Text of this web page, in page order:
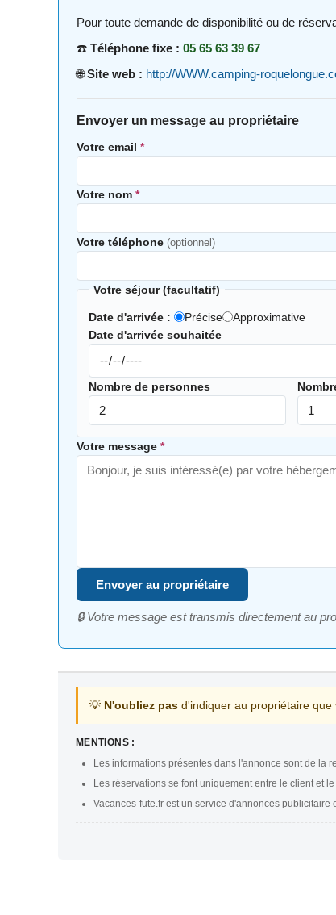
Pour toute demande de disponibilité ou de
☎️ Téléphone fixe : 05 65 63 39 67
🌐Site web : http://WWW.camping-
Envoyer un message au propriétaire
Votre email *
Votre nom *
Votre téléphone (optionnel)
Votre séjour (facultatif)
Date d'arrivée : Précise
Approximative
Date d'arrivée souhaitée
Nombre de personnes
Votre message *
Envoyer au propriétaire
🔒 Votre message est transmis directement au
💡 N'oubliez pas d'indiquer au propriétaire
MENTIONS :
Les informations présentes dans l'annonce sont de la
Les réservations se font uniquement entre le client et
Vacances-fute.fr est un service d'annonces publicitaire